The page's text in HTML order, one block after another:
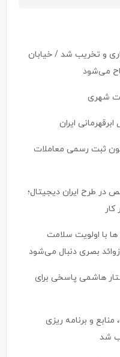
و تخریب شد / خیابان
شهری
ایران
ثبت رسمی معاملات
هزار متخصص در طرح ایران دیجیتال؛
با اولویت سلامت
بصری دنبال می‌شود
ستار هاشمی پاسخی برای
و برنامه ریزی
شد